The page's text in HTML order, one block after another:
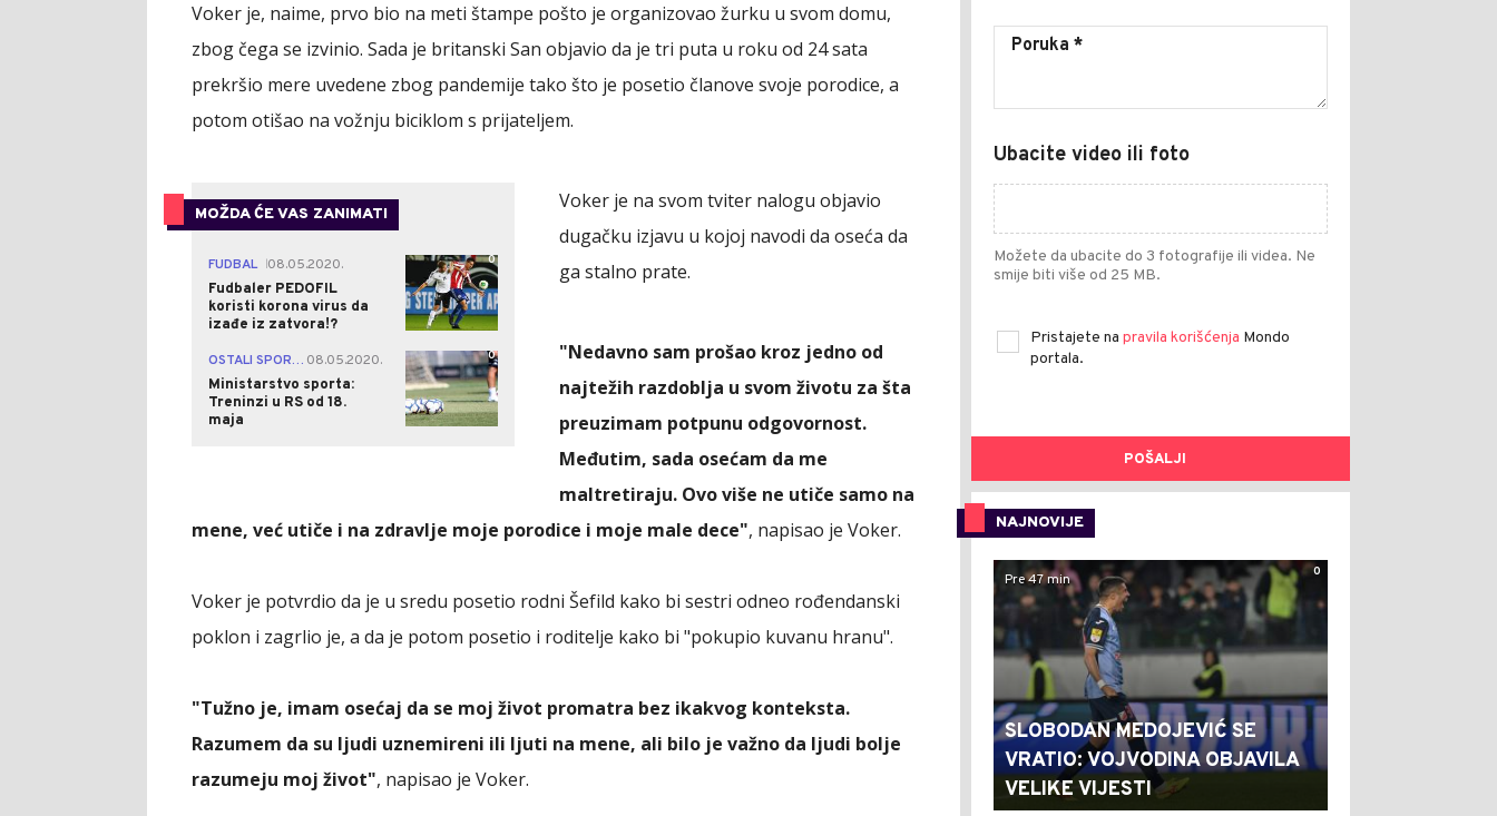
Voker je, naime, prvo bio na meti štampe pošto je organizovao žurku u svom domu,
zbog čega se izvinio. Sada je britanski San objavio da je tri puta u roku od 24 sata
prekršio mere uvedene zbog pandemije tako što je posetio članove svoje porodice, a
potom otišao na vožnju biciklom s prijateljem.
MOŽDA ĆE VAS ZANIMATI
FUDBAL 08.05.2020.
Fudbaler PEDOFIL
koristi korona virus da
izađe iz zatvora!?
0
OSTALI SPORTOVI 08.05.2020.
Ministarstvo sporta:
Treninzi u RS od 18.
maja
0
Voker je na svom tviter nalogu objavio
dugačku izjavu u kojoj navodi da oseća da
ga stalno prate.
"Nedavno sam prošao kroz jedno od
najtežih razdoblja u svom životu za šta
preuzimam potpunu odgovornost.
Međutim, sada osećam da me
maltretiraju. Ovo više ne utiče samo na
mene, već utiče i na zdravlje moje porodice i moje male dece", napisao je Voker.
Voker je potvrdio da je u sredu posetio rodni Šefild kako bi sestri odneo rođendanski
poklon i zagrlio je, a da je potom posetio i roditelje kako bi "pokupio kuvanu hranu".
"Tužno je, imam osećaj da se moj život promatra bez ikakvog konteksta.
Razumem da su ljudi uznemireni ili ljuti na mene, ali bilo je važno da ljudi bolje
razumeju moj život", napisao je Voker.
Ubacite video ili foto
Možete da ubacite do 3 fotografije ili videa. Ne
smije biti više od 25 MB.
Pristajete na pravila korišćenja Mondo
portala.
POŠALJI
NAJNOVIJE
0
Pre 47 min
SLOBODAN MEDOJEVIĆ SE
VRATIO: VOJVODINA OBJAVILA
VELIKE VIJESTI